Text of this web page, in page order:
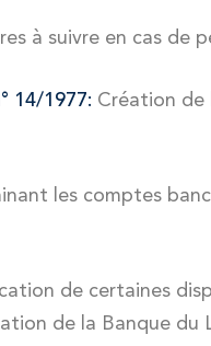
à suivre en cas de
14/1977: Création de
les comptes
de certaines
de la Banque